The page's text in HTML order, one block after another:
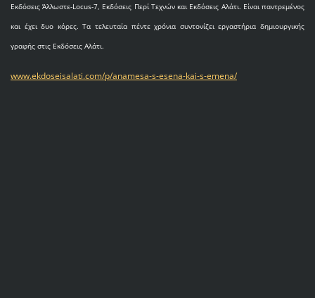
Εκδόσεις Άλλωστε-Locus-7, Εκδόσεις Περί Τεχνών και Εκδόσεις Αλάτι. Είναι παντρεμένος
και έχει δυο κόρες. Τα τελευταία πέντε χρόνια συντονίζει εργαστήρια δημιουργικής
γραφής στις Εκδόσεις Αλάτι.
www.ekdoseisalati.com/p/anamesa-s-esena-kai-s-emena/